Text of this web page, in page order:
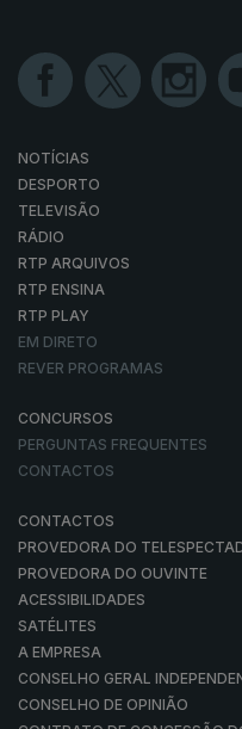
NOTÍCIAS
DESPORTO
TELEVISÃO
RÁDIO
RTP ARQUIVOS
RTP ENSINA
RTP PLAY
EM DIRETO
REVER PROGRAMAS
CONCURSOS
PERGUNTAS FREQUENTES
CONTACTOS
CONTACTOS
PROVEDORA DO
PROVEDORA DO OUVINTE
ACESSIBILIDADES
SATÉLITES
A EMPRESA
CONSELHO GERAL
CONSELHO DE OPINIÃO